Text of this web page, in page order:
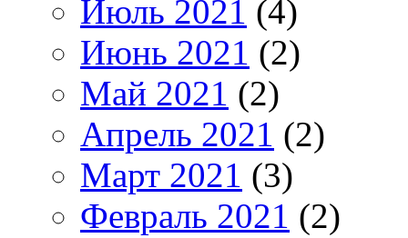
Июль 2021 (4)
Июнь 2021 (2)
Май 2021 (2)
Апрель 2021 (2)
Март 2021 (3)
Февраль 2021 (2)